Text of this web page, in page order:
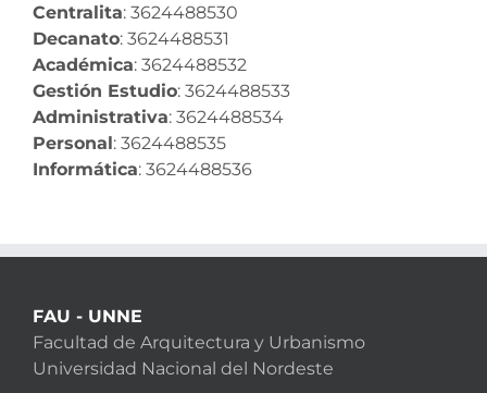
Centralita: 3624488530
Decanato: 3624488531
Académica: 3624488532
Gestión Estudio: 3624488533
Administrativa: 3624488534
Personal: 3624488535
Informática: 3624488536
FAU - UNNE
Facultad de Arquitectura y Urbanismo
Universidad Nacional del Nordeste